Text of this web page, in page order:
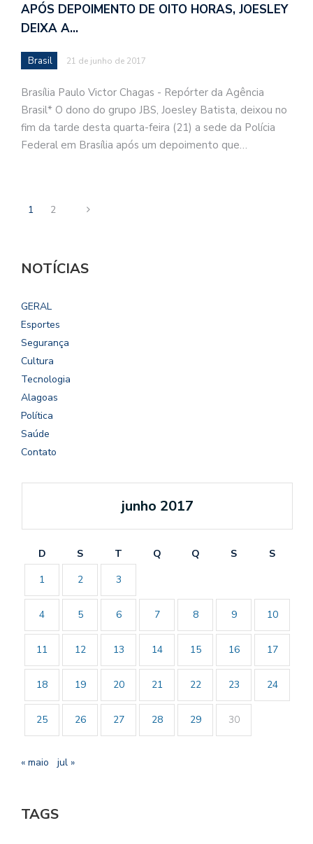
APÓS DEPOIMENTO DE OITO HORAS, JOESLEY
DEIXA A…
Brasil 21 de junho de 2017
Brasília Paulo Victor Chagas - Repórter da Agência
Brasil* O dono do grupo JBS, Joesley Batista, deixou no
fim da tarde desta quarta-feira (21) a sede da Polícia
Federal em Brasília após um depoimento que…
1 2
NOTÍCIAS
GERAL
Esportes
Segurança
Cultura
Tecnologia
Alagoas
Política
Saúde
Contato
junho 2017
D S T Q Q S
S
1
2 3
4 5 6 7 8 9 10
11 12 13 14 15 16 17
18 19 20 21 22 23 24
25 26 27 28 29 30
« maio jul »
TAGS